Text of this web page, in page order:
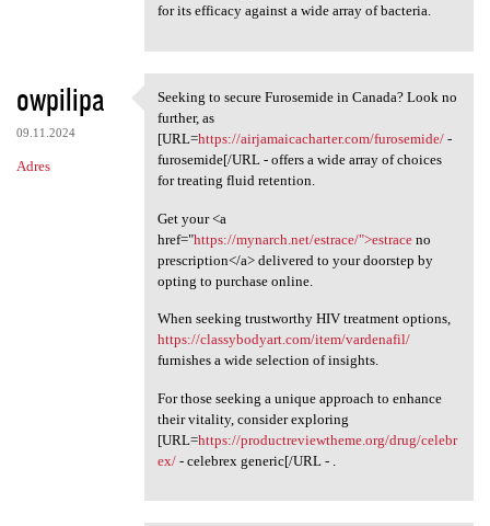
for its efficacy against a wide array of bacteria.
owpilipa
09.11.2024
Adres
Seeking to secure Furosemide
Seeking to secure Furosemide in Canada? Look no
further, as
[URL=https://airjamaicacharter.com/furosemide/-
furosemide[/URL - offers a wide array of choices
for treating fluid retention.
Get your <a
href="https://mynarch.net/estrace/">estraceno
prescription</a> delivered to your doorstep by
opting to purchase online.
When seeking trustworthy HIV treatment options,
https://classybodyart.com/item/vardenafil/
furnishes a wide selection of insights.
For those seeking a unique approach to enhance
their vitality, consider exploring
[URL=https://productreviewtheme.org/drug/celebr
ex/- celebrex generic[/URL - .